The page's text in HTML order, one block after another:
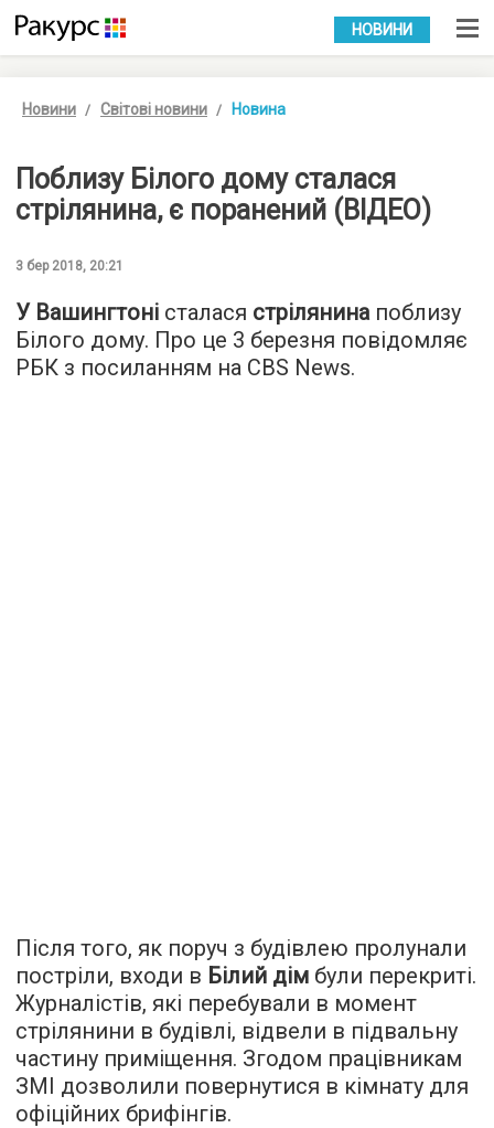
УКР РУС
НОВИНИ
Новини Світові новини Новина
Поблизу Білого дому сталася
стрілянина, є поранений (ВІДЕО)
3 бер 2018, 20:21
У Вашингтоні сталася стрілянинапоблизу
Білого дому. Про це 3 березня повідомляє
РБК з посиланням на CBS News.
Після того, як поруч з будівлею пролунали
постріли, входи в Білий дім були перекриті.
Журналістів, які перебували в момент
стрілянини в будівлі, відвели в підвальну
частину приміщення. Згодом працівникам
ЗМІ дозволили повернутися в кімнату для
офіційних брифінгів.